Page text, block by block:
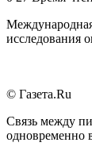
исследования
© Газета.Ru
Связь между
одновременно